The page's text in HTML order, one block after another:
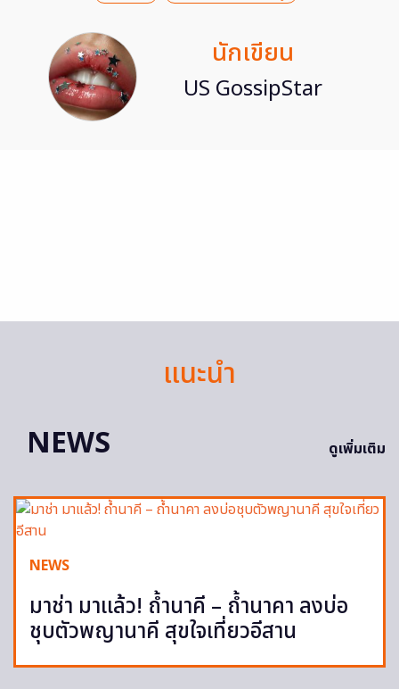
นักเขียน
US GossipStar
แนะนำ
NEWS
ดูเพิ่มเติม
NEWS
มาช่า มาแล้ว! ถ้ำนาคี – ถ้ำนาคา ลงบ่อ
ชุบตัวพญานาคี สุขใจเที่ยวอีสาน